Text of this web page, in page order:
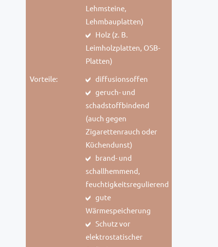
Lehmsteine,
Lehmbauplatten)
Holz (z. B.
Leimholzplatten, OSB-
Platten)
Vorteile:
diffusionsoffen
geruch- und
schadstoffbindend
(auch gegen
Zigarettenrauch oder
Küchendunst)
brand- und
schallhemmend,
feuchtigkeitsregulierend
gute
Wärmespeicherung
Schutz vor
elektrostatischer